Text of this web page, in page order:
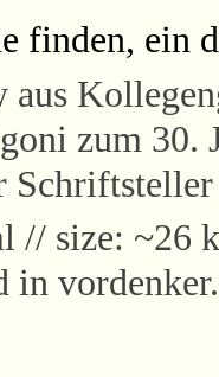
finden, ein
zum 30.
// size: ~26
in